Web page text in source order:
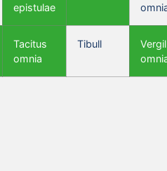
epistulae
Tacitus
omnia
Tibull
Vergil